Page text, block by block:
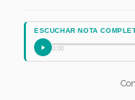
ESCUCHAR NOTA
0:00